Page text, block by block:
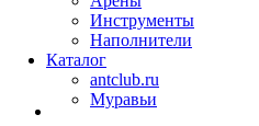
Инструменты
Наполнители
Каталог
antclub.ru
Муравьи